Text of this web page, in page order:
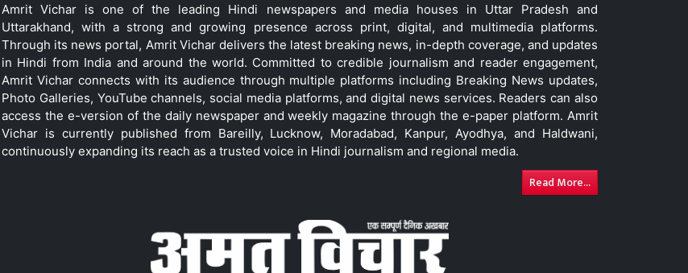
Amrit Vichar is one of the leading Hindi newspapers and media houses in Uttar Pradesh and
Uttarakhand, with a strong and growing presence across print, digital, and multimedia platforms.
Through its news portal, Amrit Vichar delivers the latest breaking news, in-depth coverage, and updates
in Hindi from India and around the world. Committed to credible journalism and reader engagement,
Amrit Vichar connects with its audience through multiple platforms including Breaking News updates,
Photo Galleries, YouTube channels, social media platforms, and digital news services. Readers can also
access the e-version of the daily newspaper and weekly magazine through the e-paper platform. Amrit
Vichar is currently published from Bareilly, Lucknow, Moradabad, Kanpur, Ayodhya, and Haldwani,
continuously expanding its reach as a trusted voice in Hindi journalism and regional media.
Read More...